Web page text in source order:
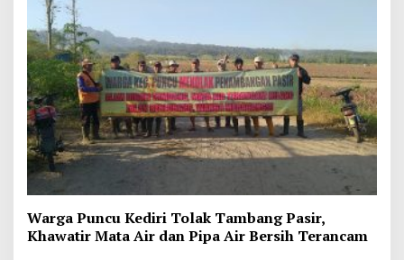
Warga Puncu Kediri Tolak Tambang Pasir,
Khawatir Mata Air dan Pipa Air Bersih Terancam